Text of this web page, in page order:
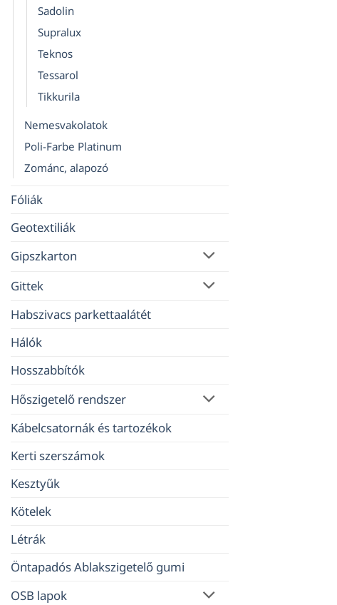
Sadolin
Supralux
Teknos
Tessarol
Tikkurila
Nemesvakolatok
Poli-Farbe Platinum
Zománc, alapozó
Fóliák
Geotextiliák
Gipszkarton
Gittek
Habszivacs parkettaalátét
Hálók
Hosszabbítók
Hőszigetelő rendszer
Kábelcsatornák és tartozékok
Kerti szerszámok
Kesztyűk
Kötelek
Létrák
Öntapadós Ablakszigetelő gumi
OSB lapok